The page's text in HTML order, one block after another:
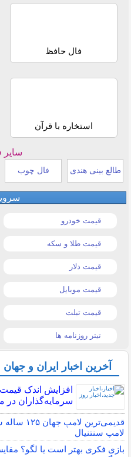
فال حافظ
استخاره با قرآن
سایر
طالع بینی هندی فال چوب
قیمت خودرو
قیمت طلا و سکه
قیمت دلار
قیمت موبایل
قیمت تبلت
تیتر روزنامه ها
آخرین اخبار ایران و جهان
افزایش اندک
سرمایه‌گذاران در
لامپ سنتنیال
بازی فکری بهتر است یا لگو؟